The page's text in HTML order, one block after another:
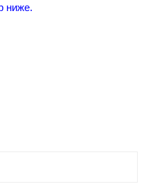
ниже.